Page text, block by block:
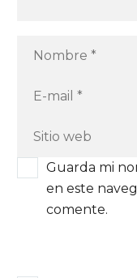
Guarda mi
en este
comente.